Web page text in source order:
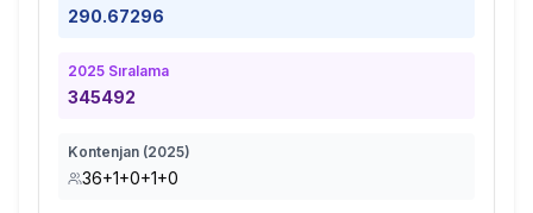
290.67296
2025 Sıralama
345492
Kontenjan (2025)
36+1+0+1+0